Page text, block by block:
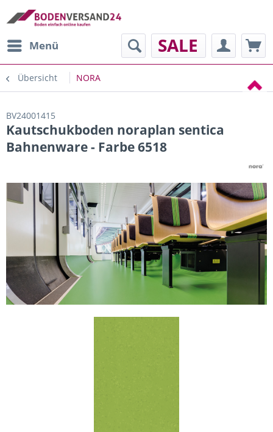
Menü SALE
Übersicht NORA
BV24001415
Kautschukboden noraplan sentica
Bahnenware - Farbe 6518